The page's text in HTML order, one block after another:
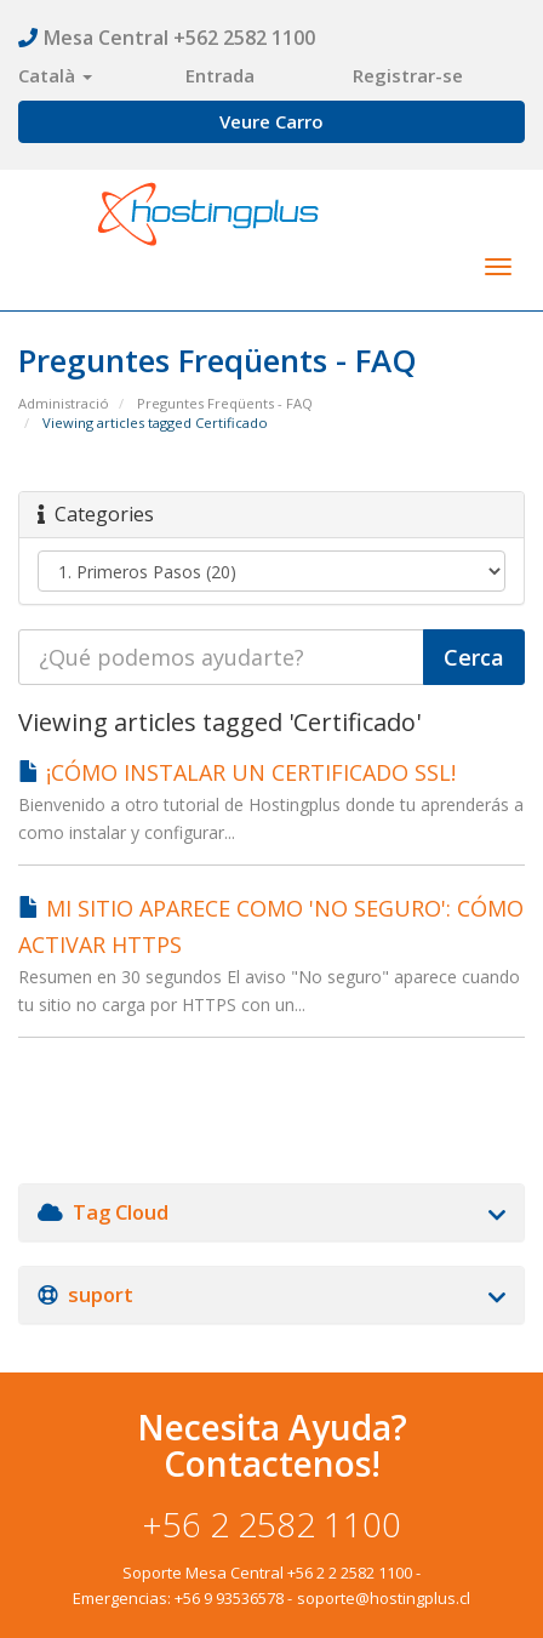
Mesa Central +562 2582 1100
Català Entrada
Registrar-se
Veure Carro
Preguntes Freqüents - FAQ
Administració
Preguntes Freqüents - FAQ
Viewing articles tagged Certificado
Categories
Viewing articles tagged 'Certificado'
¡CÓMO INSTALAR UN CERTIFICADO SSL!
Bienvenido a otro tutorial de Hostingplus donde tu aprenderás a
como instalar y configurar...
MI SITIO APARECE COMO 'NO SEGURO': CÓMO
ACTIVAR HTTPS
Resumen en 30 segundos El aviso "No seguro" aparece cuando
tu sitio no carga por HTTPS con un...
Tag Cloud
suport
Necesita Ayuda?
Contactenos!
+56 2 2582 1100
Soporte Mesa Central +56 2 2 2582 1100-
Emergencias: +56 9 93536578- soporte@hostingplus.cl